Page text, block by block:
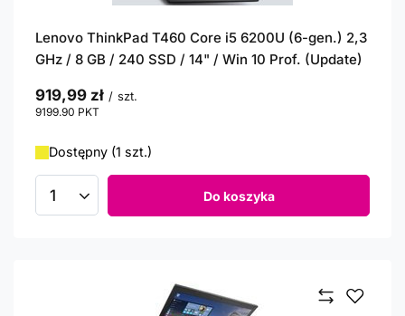
Lenovo ThinkPad T460 Core i5 6200U (6-gen.) 2,3
GHz / 8 GB / 240 SSD / 14" / Win 10 Prof. (Update)
919,99 zł / szt.
9199.90 PKT
Dostępny (1 szt.)
Ilość produktów Do koszyka